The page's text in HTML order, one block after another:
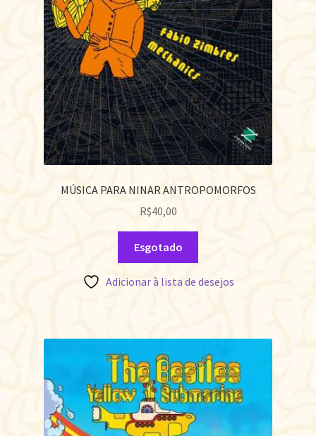
MÚSICA PARA NINAR ANTROPOMORFOS
R$40,00
Esgotado
Adicionar à lista de desejos